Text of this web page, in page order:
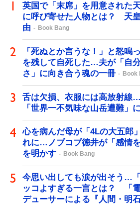
英国で「末席」を用意された
に呼び寄せた人物とは？ 天
由
Book Bang
「死ぬとか言うな！」と怒鳴
を残して自死した…夫が「自
さ」に向き合う魂の一冊
Book
舌は欠損、衣服には高放射線
「世界一不気味な山岳遭難」
心を病んだ母が「4Lの大五郎
れに…ノブコブ徳井が「感情
を明かす
Book Bang
今思い出しても涙が出そう…
ッコよすぎる一言とは？ 「
デューサーによる『人間・明